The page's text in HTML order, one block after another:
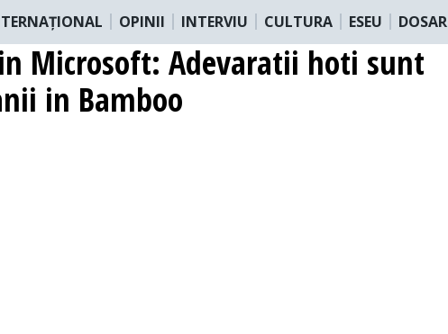
OPINII INTERVIU CULTURA ESEU DOSAR
Microsoft: Adevaratii hoti sunt
in Bamboo